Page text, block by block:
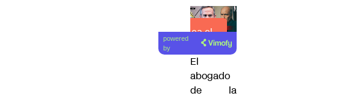
Lea el
artículo
powered
by
El
abogado
de la